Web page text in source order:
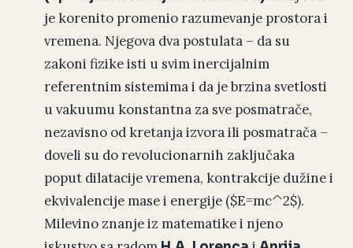
je korenito promenio razumevanje prostora i
vremena. Njegova dva postulata – da su
zakoni fizike isti u svim inercijalnim
referentnim sistemima i da je brzina svetlosti
u vakuumu konstantna za sve posmatrače,
nezavisno od kretanja izvora ili posmatrača –
doveli su do revolucionarnih zaključaka
poput dilatacije vremena, kontrakcije dužine i
ekvivalencije mase i energije ($E=mc^2$).
Milevino znanje iz matematike i njeno